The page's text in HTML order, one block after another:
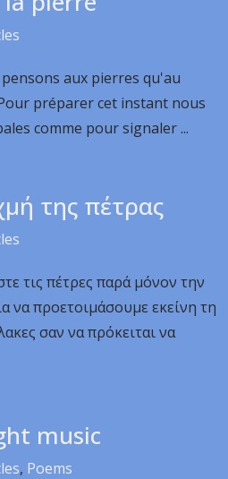
aux pierres qu'au
préparer cet instant nous
comme pour signaler ...
της πέτρας
τις πέτρες παρά μόνον την
να προετοιμάσουμε εκείνη τη
σαν να πρόκειται να
music
, Poems